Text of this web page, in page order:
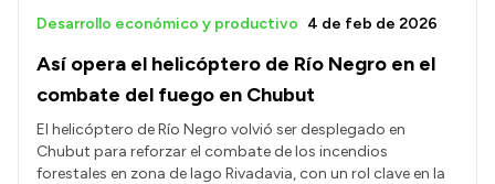
Así opera el helicóptero de Río Negro en el
combate del fuego en Chubut
Desarrollo económico y productivo 4 de feb de 2026
El helicóptero de Río Negro volvió ser desplegado en
Chubut para reforzar el combate de los incendios
forestales en zona de lago Rivadavia, con un rol clave en la